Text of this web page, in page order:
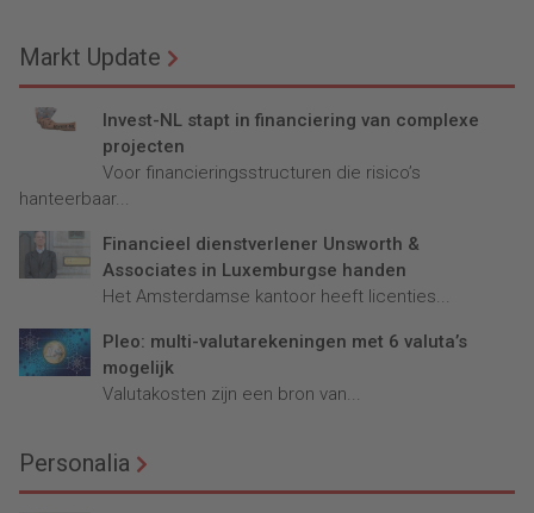
Markt Update
Invest-NL stapt in financiering van complexe
projecten
Voor financieringsstructuren die risico’s
hanteerbaar...
Financieel dienstverlener Unsworth &
Associates in Luxemburgse handen
Het Amsterdamse kantoor heeft licenties...
Pleo: multi-valutarekeningen met 6 valuta’s
mogelijk
Valutakosten zijn een bron van...
Personalia